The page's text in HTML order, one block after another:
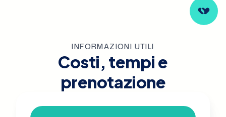
INFORMAZIONI UTILI
Costi, tempi e
prenotazione